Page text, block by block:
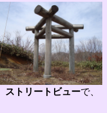
ストリートビューで、